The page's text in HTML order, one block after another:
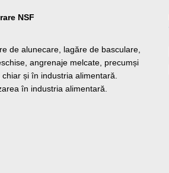
NSF
de alunecare, lagăre de basculare,
angrenaje melcate, precumși
și în industria alimentară.
în industria alimentară.